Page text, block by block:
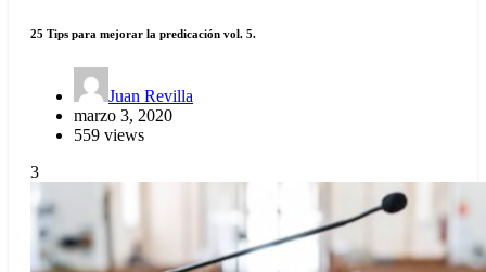
25 Tips para mejorar la predicación vol. 5.
Juan Revilla
marzo 3, 2020
559 views
3